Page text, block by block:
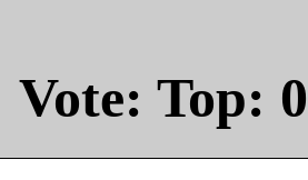
Vote: Top: 0